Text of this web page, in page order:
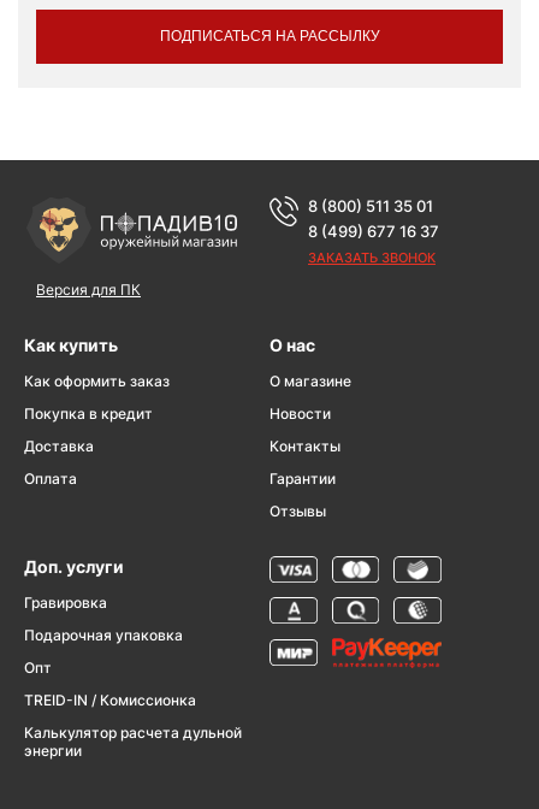
ПОДПИСАТЬСЯ НА РАССЫЛКУ
Версия для ПК
8 (800) 511 35 01
8 (499) 677 16 37
ЗАКАЗАТЬ ЗВОНОК
Как купить
Как оформить заказ
Покупка в кредит
Доставка
Оплата
О нас
О магазине
Новости
Контакты
Гарантии
Отзывы
Доп. услуги
Гравировка
Подарочная упаковка
Опт
TREID-IN / Комиссионка
Калькулятор расчета дульной
энергии